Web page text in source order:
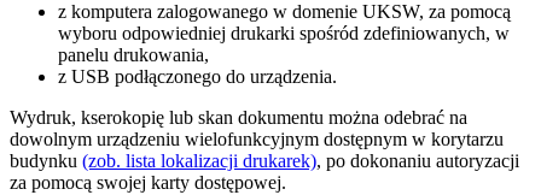
z komputera zalogowanego w domenie UKSW, za pomocą
wyboru odpowiedniej drukarki spośród zdefiniowanych, w
panelu drukowania,
z USB podłączonego do urządzenia.
Wydruk, kserokopię lub skan dokumentu można odebrać na
dowolnym urządzeniu wielofunkcyjnym dostępnym w korytarzu
budynku (zob. lista lokalizacji drukarek), po dokonaniu autoryzacji
za pomocą swojej karty dostępowej.